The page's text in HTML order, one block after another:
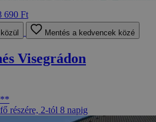
690 Ft
Mentés a kedvencek közé
Visegrádon
részére, 2-tól 8 napig